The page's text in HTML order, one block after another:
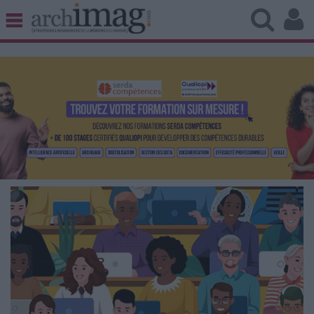
BIBLIOTHÈQUE ÉDITION
UNIVERS DATA
TRAVAIL COLLABORATIF
VIE NUMÉRIQUE
NUMÉRIQUE RESPONSABLE
LES DOSSIERS
LES NEWSLETTERS
LE MAGAZINE